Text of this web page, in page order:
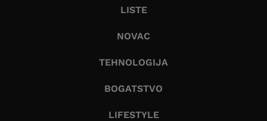
LISTE
NOVAC
TEHNOLOGIJA
BOGATSTVO
LIFESTYLE